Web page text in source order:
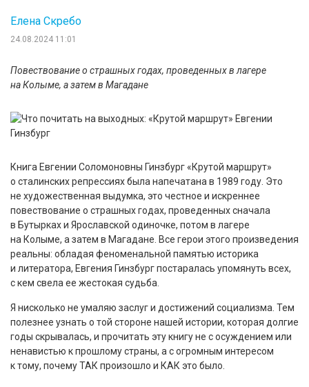
24.08.2024 11:01
Елена Скребо
Повествование о страшных годах, проведенных в лагере
на Колыме, а затем в Магадане
Книга Евгении Соломоновны Гинзбург «Крутой маршрут»
о сталинских репрессиях была напечатана в 1989 году. Это
не художественная выдумка, это честное и искреннее
повествование о страшных годах, проведенных сначала
в Бутырках и Ярославской одиночке, потом в лагере
на Колыме, а затем в Магадане. Все герои этого произведения
реальны: обладая феноменальной памятью историка
и литератора, Евгения Гинзбург постаралась упомянуть всех,
с кем свела ее жестокая судьба.
Я нисколько не умаляю заслуг и достижений социализма. Тем
полезнее узнать о той стороне нашей истории, которая долгие
годы скрывалась, и прочитать эту книгу не с осуждением или
ненавистью к прошлому страны, а с огромным интересом
к тому, почему ТАК произошло и КАК это было.